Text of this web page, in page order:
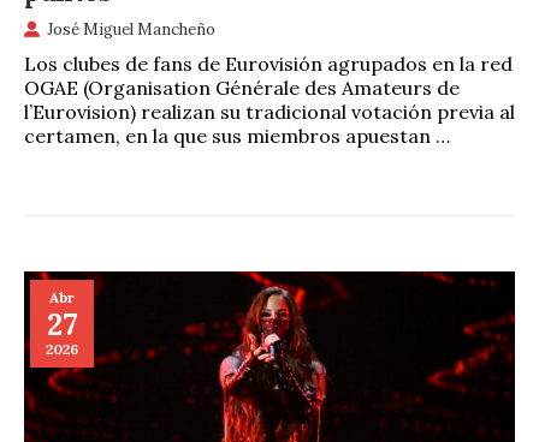
José Miguel Mancheño
Los clubes de fans de Eurovisión agrupados en la red
OGAE (Organisation Générale des Amateurs de
l’Eurovision) realizan su tradicional votación previa al
certamen, en la que sus miembros apuestan …
Abr
27
2026